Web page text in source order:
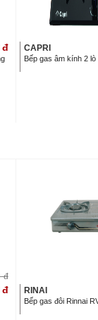
đ CAPRI
Bếp gas âm kính 2
đ
đ
RINAI
Bếp gas đôi Rinnai